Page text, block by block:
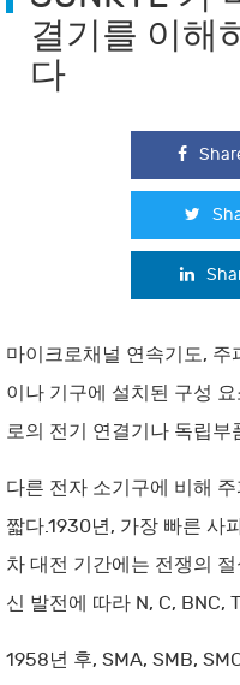
결기를 이해
다
마이크로채널 연속기도,
이나 기구에 설치된 구성
로의 전기 연결기나 독립부
다른 전자 소기구에 비해
짧다.1930년, 가장 빠른 사
차 대전 기간에는 전쟁의
신 발전에 따라 N, C, BNC,
1958년 후, SMA, SMB,